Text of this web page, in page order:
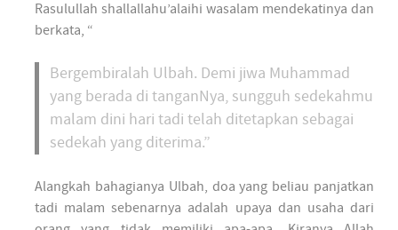
Rasulullah shallallahu’alaihi wasalam mendekatinya dan
berkata, “
Bergembiralah Ulbah. Demi jiwa Muhammad
yang berada di tanganNya, sungguh sedekahmu
malam dini hari tadi telah ditetapkan sebagai
sedekah yang diterima.”
Alangkah bahagianya Ulbah, doa yang beliau panjatkan
tadi malam sebenarnya adalah upaya dan usaha dari